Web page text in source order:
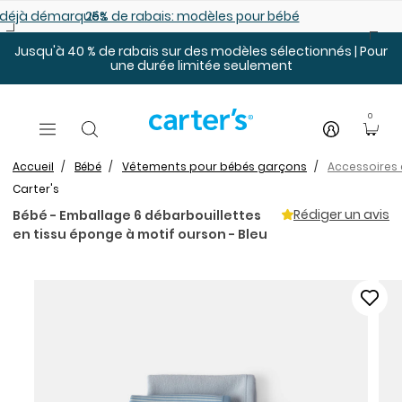
démarqués25% de rabais: modèles pour bébé
Jusqu'à 40 % de rabais sur des modèles sélectionnés | Pour
une durée limitée seulement
0
Accueil Bébé Vêtements pour bébés garçons
Accessoires
Carter's
Bébé - Emballage 6 débarbouillettes
en tissu éponge à motif ourson - Bleu
Rédiger un avis